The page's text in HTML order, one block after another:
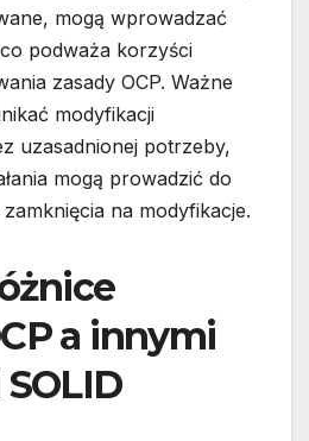
mogą wprowadzać
podważa korzyści
zasady OCP. Ważne
modyfikacji
uzasadnionej potrzeby,
mogą prowadzić do
na modyfikacje.
a innymi